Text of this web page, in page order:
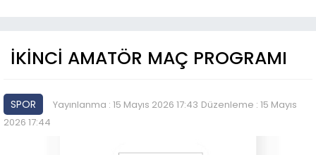
İKİNCİ AMATÖR MAÇ PROGRAMI
SPOR Yayınlanma : 15 Mayıs 2026 17:43 Düzenleme : 15 Mayıs
2026 17:44